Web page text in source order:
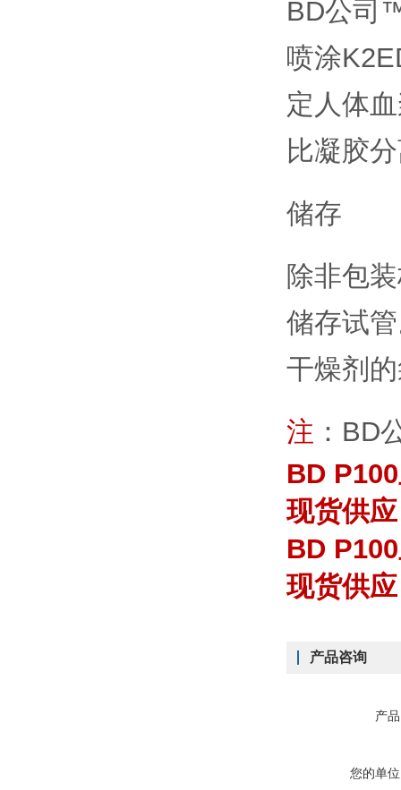
BD公司
喷涂
定人体
比凝胶
储存
除非包
储存试
干燥剂
注 ：BD
BD
现货供
BD
现货供
产品咨询
产
您的单